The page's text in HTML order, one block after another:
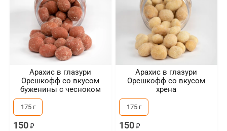
Арахис в глазури
Орешкофф со вкусом
буженины с чесноком
175 г
150
Арахис в глазури
Орешкофф со вкусом
хрена
175 г
150